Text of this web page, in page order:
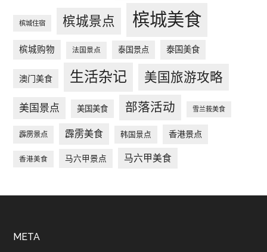
槟城住宿 槟城景点 槟城美食
槟城购物 法国景点 泰国景点 泰国美食
澳门美食 生活杂记 美国旅游攻略
美国景点 美国美食 部落活动 雪兰莪美食
霹雳景点 霹雳美食 韩国景点 香港景点
香港美食 马六甲景点 马六甲美食
Footer
META